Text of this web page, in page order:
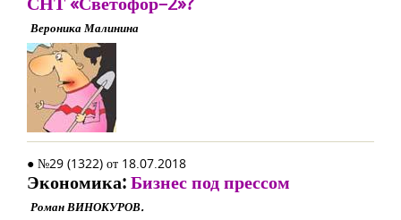
Вероника Малинина
● №29 (1322) от 18.07.2018
Экономика:Бизнес под прессом
Роман ВИНОКУРОВ.